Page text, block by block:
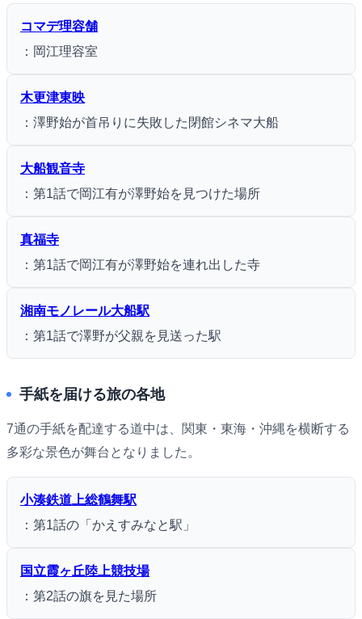
コマデ理容舗
：岡江理容室
木更津東映
：澤野始が首吊りに失敗した閉館シネマ大船
大船観音寺
：第1話で岡江有が澤野始を見つけた場所
真福寺
：第1話で岡江有が澤野始を連れ出した寺
湘南モノレール大船駅
：第1話で澤野が父親を見送った駅
手紙を届ける旅の各地
7通の手紙を配達する道中は、関東・東海・沖縄を横断する
多彩な景色が舞台となりました。
小湊鉄道上総鶴舞駅
：第1話の「かえすみなと駅」
国立霞ヶ丘陸上競技場
：第2話の旗を見た場所